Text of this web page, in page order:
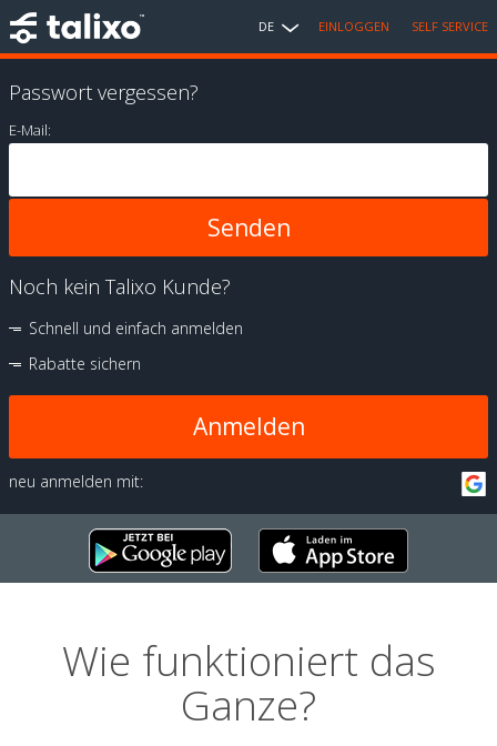
DE EINLOGGEN SELF SERVICE
Passwort vergessen?
E-Mail:
Noch kein Talixo Kunde?
Schnell und einfach anmelden
Rabatte sichern
Anmelden
neu anmelden mit:
Wie funktioniert das
Ganze?